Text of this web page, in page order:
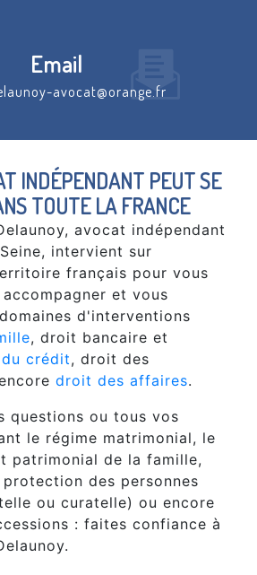
Email
avocat@orange.fr
INDÉPENDANT PEUT SE
TOUTE LA FRANCE
avocat indépendant
intervient sur
français pour vous
et vous
d'interventions
, droit bancaire et
crédit, droit des
droit des affaires.
questions ou tous vos
le régime matrimonial, le
patrimonial de la famille,
protection des personnes
ou curatelle) ou encore
: faites confiance à